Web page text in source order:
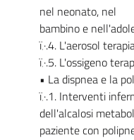
nel neonato, nel
bambino e
ï‚·.4. L'aerosol
ï‚·.5. L'ossigeno
• La dispnea e la
ï‚·.1. Interventi
dell'alcalosi
paziente con